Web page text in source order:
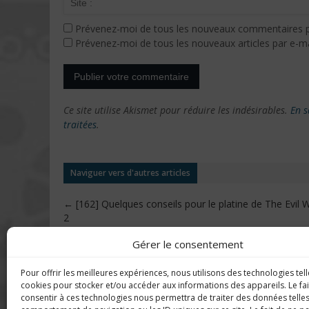
Gérer le consentement
Pour offrir les meilleures expériences, nous utilisons des technologies
cookies pour stocker et/ou accéder aux informations des appareils. Le
consentir à ces technologies nous permettra de traiter des données
Prévenez-moi de tous les nouveaux commentaires
Prévenez-moi de tous les nouveaux articles par e-
Ce site utilise Akismet pour réduire les indésirables. En
traitées.
Naviguer vers d'autres articles
← [162] Quelques conseils pour le platine de The Evil
2
Imerod.fr est un site traitant de
l'univers du jeu vidéo. Toute
DERNIERS